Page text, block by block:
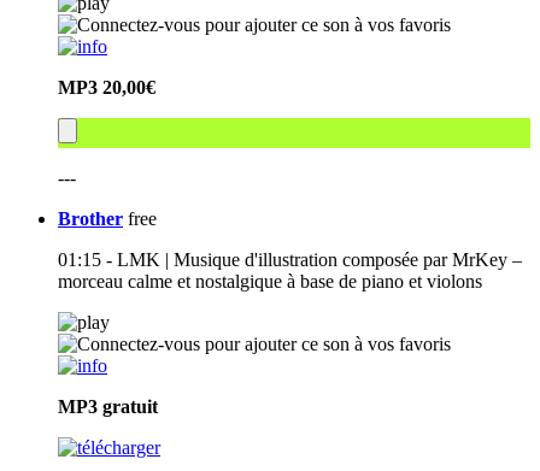
MP3 20,00€
---
Brother free
01:15 - LMK | Musique d'illustration composée par MrKey –
morceau calme et nostalgique à base de piano et violons
MP3 gratuit